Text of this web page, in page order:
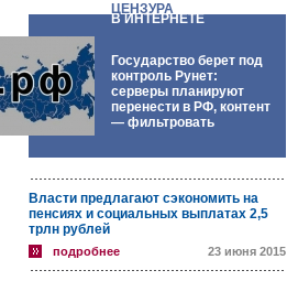
ЦЕНЗУРА
В ИНТЕРНЕТЕ
Государство берет под
контроль Рунет:
серверы планируют
перенести в РФ, контент
— фильтровать
Власти предлагают сэкономить на
пенсиях и социальных выплатах 2,5
трлн рублей
подробнее 23 июня 2015